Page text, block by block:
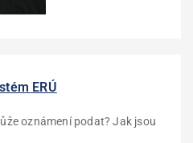
ERÚ
oznámení podat? Jak jsou